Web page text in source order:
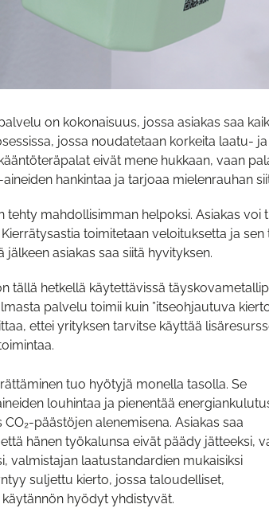
on kokonaisuus, jossa asiakas saa
jossa noudatetaan korkeita laatu-
eivät mene hukkaan, vaan
hankintaa ja tarjoaa mielenrauhan
tehty mahdollisimman helpoksi. Asiakas
toimitetaan veloituksetta ja
jälkeen asiakas saa siitä hyvityksen.
tällä hetkellä käytettävissä
palvelu toimii kuin ”itseohjautuva
ettei yrityksen tarvitse käyttää
tuo hyötyjä monella tasolla. Se
louhintaa ja pienentää
päästöjen alenemisena. Asiakas saa
hänen työkalunsa eivät päädy jätteeksi,
valmistajan laatustandardien mukaisiksi
suljettu kierto, jossa taloudelliset,
hyödyt yhdistyvät.